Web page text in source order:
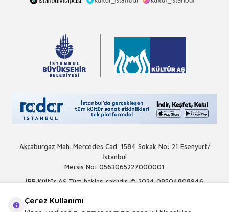
Akçaburgaz Mah. Mercedes Cad. 1584 Sokak No: 21 Esenyurt/
İstanbul
Mersis No: 0563065227000001
İBB Kültür AŞ Tüm hakları saklıdır. © 2024 08504808946
Çerez Kullanımı